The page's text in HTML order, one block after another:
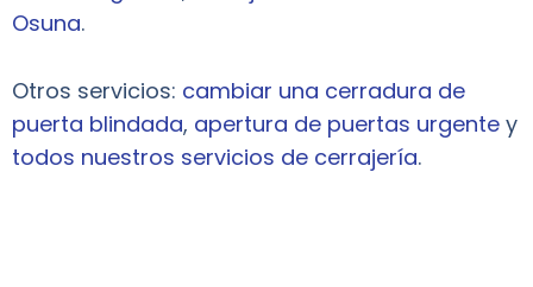
Osuna.
Otros servicios: cambiar una cerradura de
puerta blindada, apertura de puertas urgente y
todos nuestros servicios de cerrajería.